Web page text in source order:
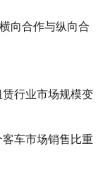
向合作与纵向合
赁行业市场规模变
客车市场销售比重